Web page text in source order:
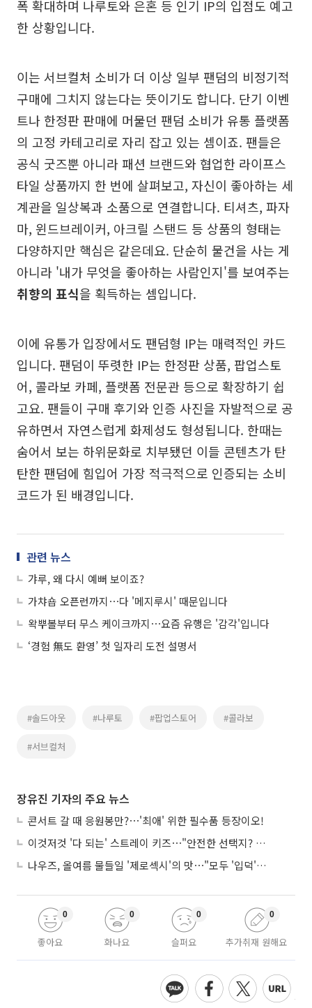
폭 확대하며 나루토와 은혼 등 인기 IP의 입점도 예고
한 상황입니다.
이는 서브컬처 소비가 더 이상 일부 팬덤의 비정기적
구매에 그치지 않는다는 뜻이기도 합니다. 단기 이벤
트나 한정판 판매에 머물던 팬덤 소비가 유통 플랫폼
의 고정 카테고리로 자리 잡고 있는 셈이죠. 팬들은
공식 굿즈뿐 아니라 패션 브랜드와 협업한 라이프스
타일 상품까지 한 번에 살펴보고, 자신이 좋아하는 세
계관을 일상복과 소품으로 연결합니다. 티셔츠, 파자
마, 윈드브레이커, 아크릴 스탠드 등 상품의 형태는
다양하지만 핵심은 같은데요. 단순히 물건을 사는 게
아니라 '내가 무엇을 좋아하는 사람인지'를 보여주는
취향의 표식을 획득하는 셈입니다.
이에 유통가 입장에서도 팬덤형 IP는 매력적인 카드
입니다. 팬덤이 뚜렷한 IP는 한정판 상품, 팝업스토
어, 콜라보 카페, 플랫폼 전문관 등으로 확장하기 쉽
고요. 팬들이 구매 후기와 인증 사진을 자발적으로 공
유하면서 자연스럽게 화제성도 형성됩니다. 한때는
숨어서 보는 하위문화로 치부됐던 이들 콘텐츠가 탄
탄한 팬덤에 힘입어 가장 적극적으로 인증되는 소비
코드가 된 배경입니다.
관련 뉴스
갸루, 왜 다시 예뻐 보이죠?
가챠숍 오픈런까지⋯다 '메지루시' 때문입니다
왁뿌볼부터 무스 케이크까지⋯요즘 유행은 '감각'입니다
‘경험 無도 환영’ 첫 일자리 도전 설명서
#솔드아웃 #나루토 #팝업스토어 #콜라보
#서브컬처
장유진 기자의 주요 뉴스
콘서트 갈 때 응원봉만?⋯'최애' 위한 필수품 등장이오!
이것저것 '다 되는' 스트레이 키즈⋯"안전한 선택지? 도전이 재밌죠"
나우즈, 올여름 물들일 '제로섹시'의 맛⋯"모두 '입덕'시킬 것"
좋아요
0
화나요
0
슬퍼요
0
추가취재 원해요
0